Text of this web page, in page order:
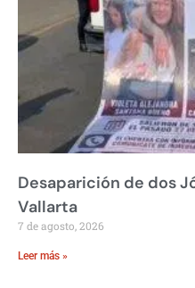
Desaparición de dos
Vallarta
7 de agosto, 2026
Leer más »